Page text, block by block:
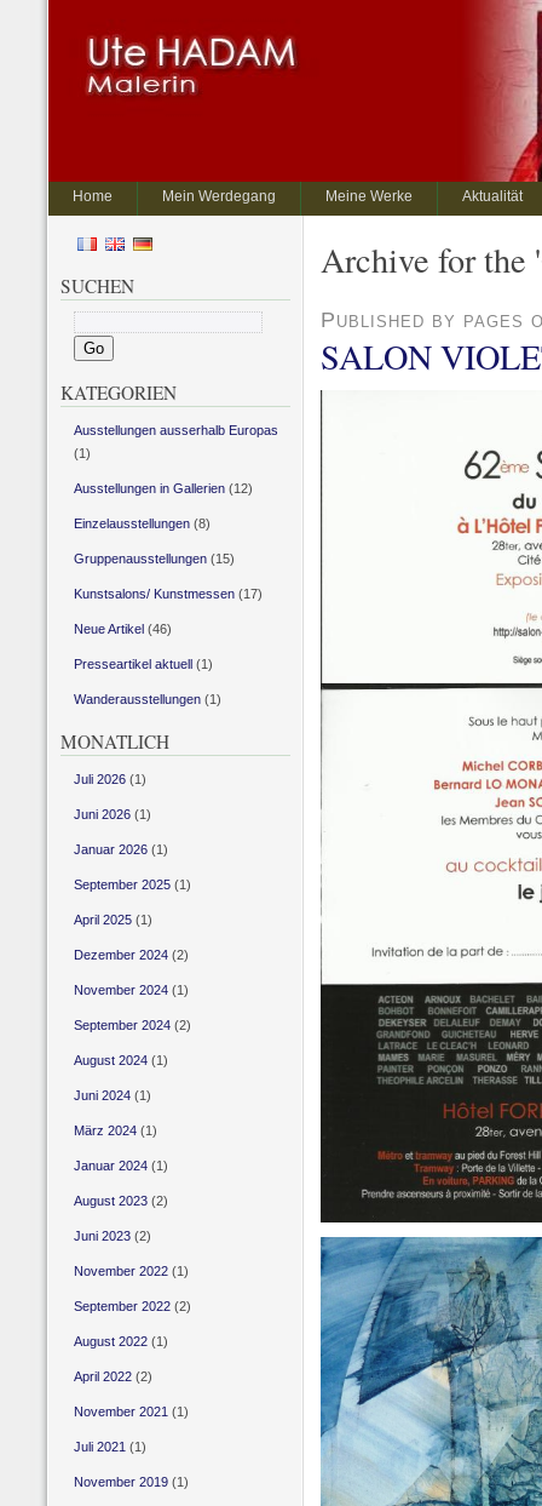
Home Mein Werdegang Meine Werke Aktualität
Archive for the
Published by pages
SALON
SUCHEN
KATEGORIEN
Ausstellungen ausserhalb Europas
(1)
Ausstellungen in Gallerien(12)
Einzelausstellungen(8)
Gruppenausstellungen(15)
Kunstsalons/ Kunstmessen(17)
Neue Artikel(46)
Presseartikel aktuell(1)
Wanderausstellungen(1)
MONATLICH
Juli 2026(1)
Juni 2026(1)
Januar 2026(1)
September 2025(1)
April 2025(1)
Dezember 2024(2)
November 2024(1)
September 2024(2)
August 2024(1)
Juni 2024(1)
März 2024(1)
Januar 2024(1)
August 2023(2)
Juni 2023(2)
November 2022(1)
September 2022(2)
August 2022(1)
April 2022(2)
November 2021 (1)
Juli 2021 (1)
November 2019(1)